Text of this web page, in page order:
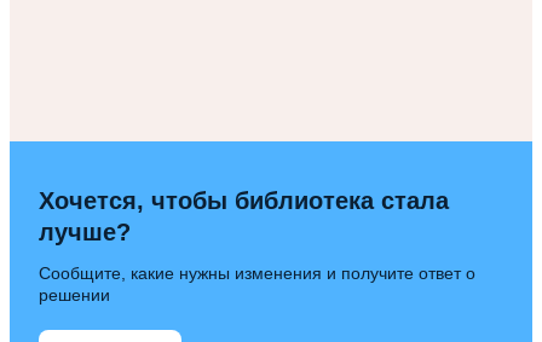
Хочется, чтобы библиотека стала
лучше?
Сообщите, какие нужны изменения и получите ответ о
решении